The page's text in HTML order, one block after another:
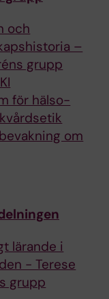
och
–
grupp
för hälso-
om
lärande i
- Terese
grupp